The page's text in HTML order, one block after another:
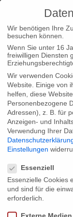
Home Typ|News
Kinobesucher!
über
Wir benötigen Ihre
besuchen können.
Wenn Sie unter 16
freiwilligen Diensten
Wir verwenden
Website. Einige von
helfen, diese
Personenbezogene
Adressen), z. B. für
Anzeigen- und
Verwendung Ihrer
Einstellungen
Essenziell
Essenzielle Cookies
und sind für die
erforderlich.